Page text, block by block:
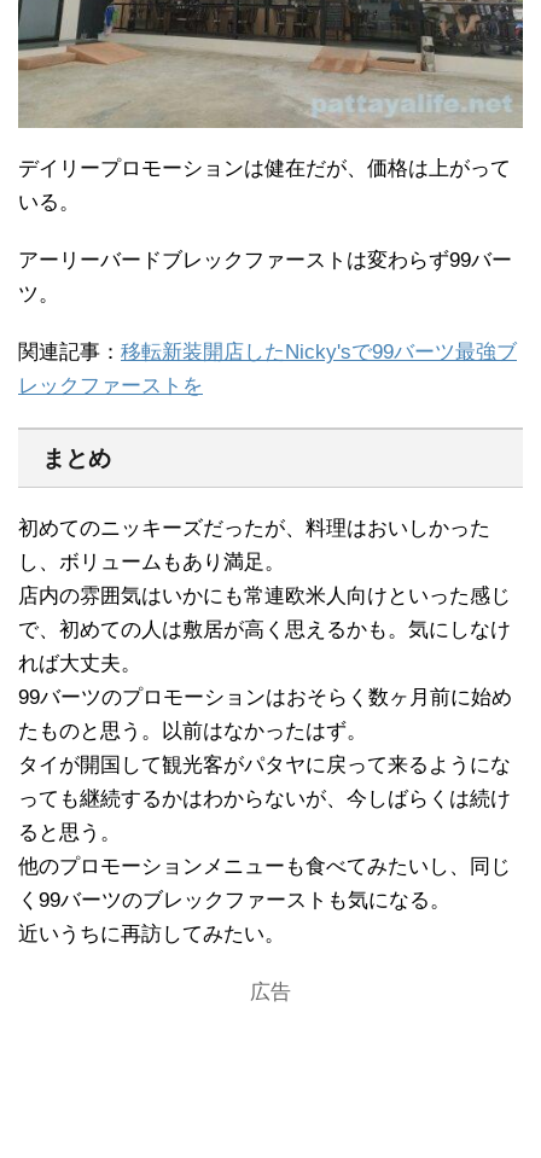
デイリープロモーションは健在だが、価格は上がって
いる。
アーリーバードブレックファーストは変わらず99バー
ツ。
関連記事： 移転新装開店したNicky'sで99バーツ最強ブ
レックファーストを
まとめ
初めてのニッキーズだったが、料理はおいしかった
し、ボリュームもあり満足。
店内の雰囲気はいかにも常連欧米人向けといった感じ
で、初めての人は敷居が高く思えるかも。気にしなけ
れば大丈夫。
99バーツのプロモーションはおそらく数ヶ月前に始め
たものと思う。以前はなかったはず。
タイが開国して観光客がパタヤに戻って来るようにな
っても継続するかはわからないが、今しばらくは続け
ると思う。
他のプロモーションメニューも食べてみたいし、同じ
く99バーツのブレックファーストも気になる。
近いうちに再訪してみたい。
広告